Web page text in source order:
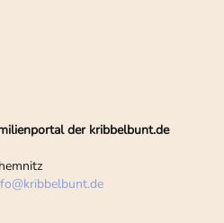
der kribbelbunt.de
@kribbelbunt.de